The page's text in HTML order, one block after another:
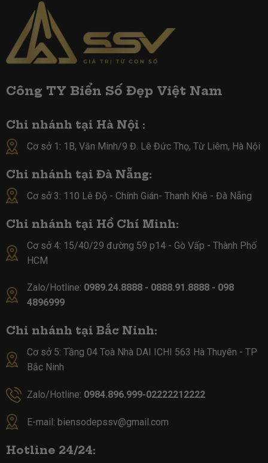
Công TY Biển Số Đẹp Việt Nam
Chi nhánh tại Hà Nội :
Cơ sở 1: 1B, Văn Minh/9 Đ. Lê Đức Thọ, Từ Liêm, Hà Nội
Chi nhánh tại Đà Nẵng:
Cơ sở 3: 110 Lê Độ - Chính Gián- Thanh Khê - Đà Nẵng
Chi nhánh tại Hồ Chí Minh:
Cơ sở 4: 15/40/29 đường 59 p14 - Gò Vấp - Thành Phố
HCM
Zalo/Hotline: 0989.24.8888 - 0888.91.8888 - 098
4896999
Chi nhánh tại Bắc Ninh:
Cơ sở 5: Tầng 04 Toà Nhà DAI ICHI 563 Hà Thuyên - TP
Bắc Ninh
Zalo/Hotline: 0984.896.999-02222212222
E-mail: biensodepssv@gmail.com
Hotline 24/24: